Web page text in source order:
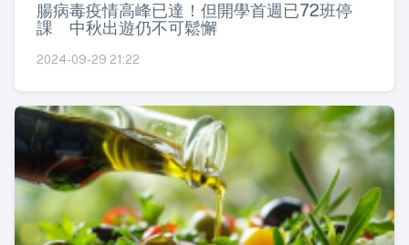
腸病毒疫情高峰已達！但開學首週已72班停
課 中秋出遊仍不可鬆懈
2024-09-29 21:22